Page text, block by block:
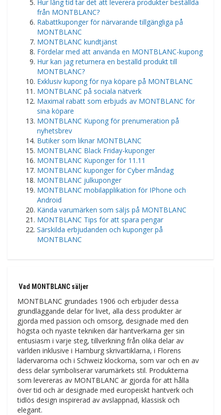
Hur lång tid tar det att leverera produkter beställda
från MONTBLANC?
Rabattkuponger för närvarande tillgängliga på
MONTBLANC
MONTBLANC kundtjänst
Fördelar med att använda en MONTBLANC-kupong
Hur kan jag returnera en beställd produkt till
MONTBLANC?
Exklusiv kupong för nya köpare på MONTBLANC
MONTBLANC på sociala nätverk
Maximal rabatt som erbjuds av MONTBLANC för
sina köpare
MONTBLANC Kupong för prenumeration på
nyhetsbrev
Butiker som liknar MONTBLANC
MONTBLANC Black Friday-kuponger
MONTBLANC Kuponger för 11.11
MONTBLANC kuponger för Cyber måndag
MONTBLANC julkuponger
MONTBLANC mobilapplikation för IPhone och
Android
Kända varumärken som säljs på MONTBLANC
MONTBLANC Tips för att spara pengar
Särskilda erbjudanden och kuponger på
MONTBLANC
Vad MONTBLANC säljer
MONTBLANC grundades 1906 och erbjuder dessa
grundläggande delar för livet, alla dess produkter är
gjorda med passion och omsorg, designade med den
högsta och nyaste tekniken där hantverkarna ger sin
entusiasm i varje steg, tillverkning från olika delar av
världen inklusive i Hamburg skrivartiklarna, i Florens
lädervarorna och i Schweiz klockorna, som var och en av
dess delar symboliserar varumärkets stil. Produkterna
som levereras av MONTBLANC är gjorda för att hålla
över tid och är designade med europeiskt hantverk och
tidlös design inspirerad av avslappnad, klassisk och
elegant.